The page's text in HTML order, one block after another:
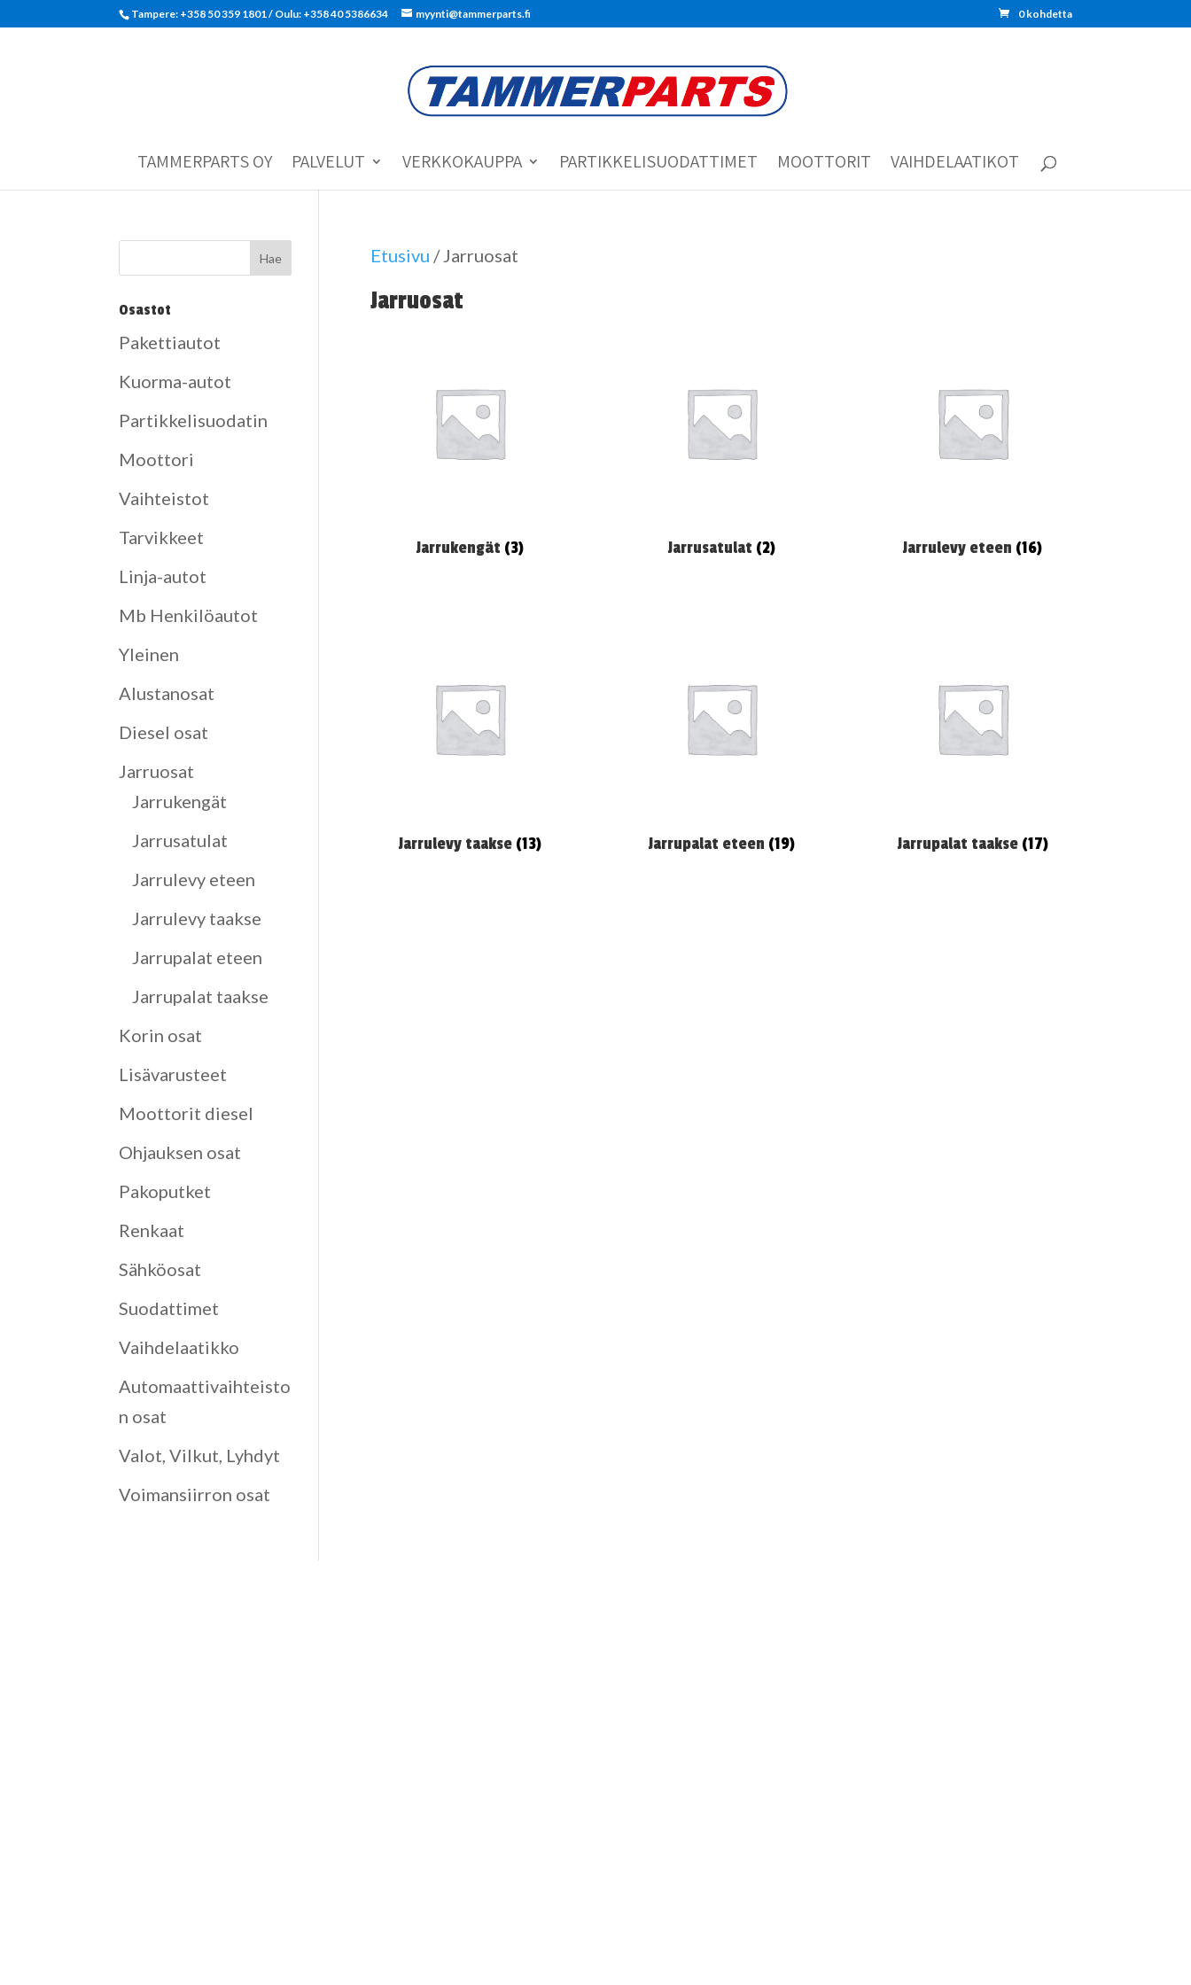
Tampere: +358 50 359 1801‬ / Oulu: +358 40 5386634 myynti@tammerparts.fi 0 kohdetta
TAMMERPARTS OY PALVELUT VERKKOKAUPPA PARTIKKELISUODATTIMET MOOTTORIT VAIHDELAATIKOT
Etusivu / Jarruosat
Jarruosat
Jarrukengät (3) Jarrusatulat (2) Jarrulevy eteen (16)
Jarrulevy taakse (13) Jarrupalat eteen (19) Jarrupalat taakse (17)
Osastot
Pakettiautot
Kuorma-autot
Partikkelisuodatin
Moottori
Vaihteistot
Tarvikkeet
Linja-autot
Mb Henkilöautot
Yleinen
Alustanosat
Diesel osat
Jarruosat
Jarrukengät
Jarrusatulat
Jarrulevy eteen
Jarrulevy taakse
Jarrupalat eteen
Jarrupalat taakse
Korin osat
Lisävarusteet
Moottorit diesel
Ohjauksen osat
Pakoputket
Renkaat
Sähköosat
Suodattimet
Vaihdelaatikko
Automaattivaihteisto
n osat
Valot, Vilkut, Lyhdyt
Voimansiirron osat